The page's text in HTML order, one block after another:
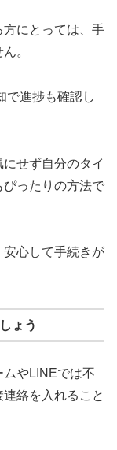
にとっては、手
。
で進捗も確認し
せず自分のタイ
ぴったりの方法で
心して手続きが
ょう
ムやLINEでは不
絡を入れること